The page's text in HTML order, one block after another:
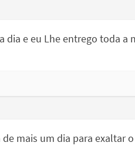
dia e eu Lhe entrego toda a
mais um dia para exaltar